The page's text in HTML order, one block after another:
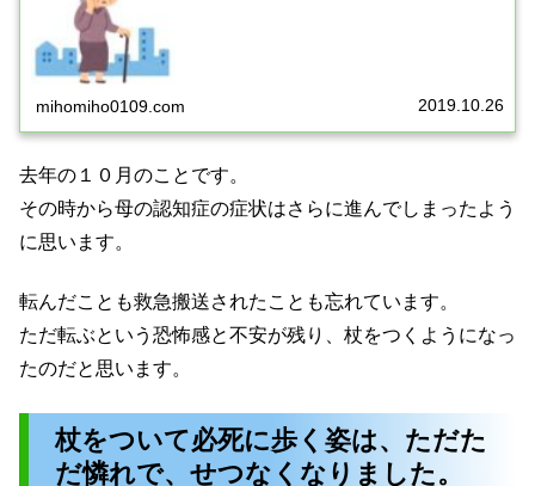
mihomiho0109.com 2019.10.26
去年の１０月のことです。
その時から母の認知症の症状はさらに進んでしまったよう
に思います。
転んだことも救急搬送されたことも忘れています。
ただ転ぶという恐怖感と不安が残り、杖をつくようになっ
たのだと思います。
杖をついて必死に歩く姿は、ただた
だ憐れで、せつなくなりました。